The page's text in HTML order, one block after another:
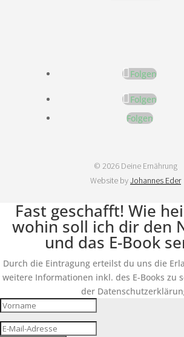
Folgen
Folgen
Folgen
© 2026 Deine Ernährung
Website byJohannes Eder
Fast geschafft! Wie
wohin soll ich dir den
und das E-Book
Durch die Eintragung erteilst du uns die
weitere Informationen inkl. des E-Books zu
der